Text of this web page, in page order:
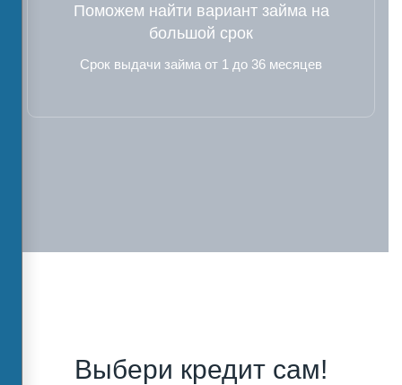
Поможем найти вариант займа на
большой срок
Срок выдачи займа от 1 до 36 месяцев
Выбери кредит сам!